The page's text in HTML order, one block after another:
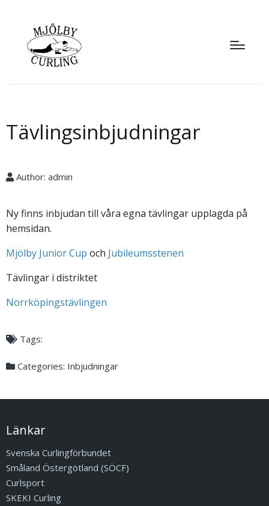
Tävlingsinbjudningar
Author: admin
Ny finns inbjudan till våra egna tävlingar upplagda på
hemsidan.
Mjölby Junior Cup och Jubileumsstenen
Tävlingar i distriktet
Norrköpingstävlingen
Tags:
Categories: Inbjudningar
Länkar
Svenska Curlingförbundet
Småland Östergötland (SÖCF)
Curlsport
SKEKI Curling